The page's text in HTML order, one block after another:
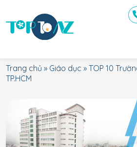
Trang chủ » Giáo dục » TOP 10
TP.HCM